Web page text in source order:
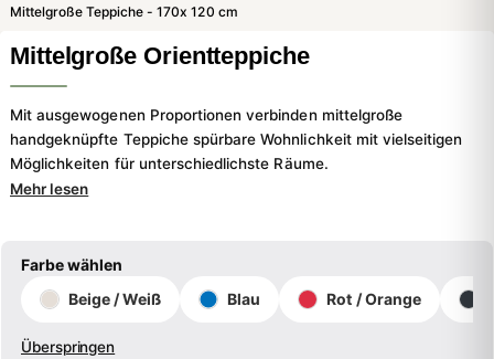
Mittelgroße Teppiche - 170x 120 cm
Mittelgroße Orientteppiche
Mit ausgewogenen Proportionen verbinden mittelgroße
handgeknüpfte Teppiche spürbare Wohnlichkeit mit vielseitigen
Möglichkeiten für unterschiedlichste Räume.
Mehr lesen
Farbe wählen
Beige / Weiß
Blau Rot / Orange
Überspringen